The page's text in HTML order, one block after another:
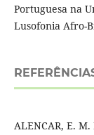
Portuguesa na
Lusofonia Afro-
ALENCAR, E.